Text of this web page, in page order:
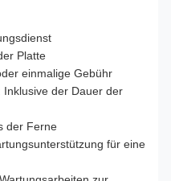
Platte
einmalige Gebühr
der Dauer der
der Ferne
für eine